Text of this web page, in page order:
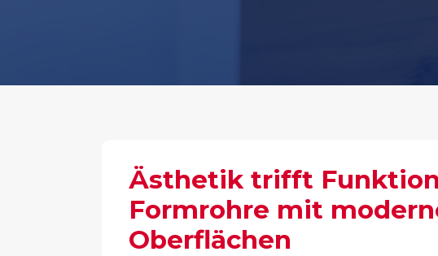
Ästhetik trifft
Formrohre mit
Oberflächen